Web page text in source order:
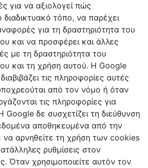
για να αξιολογεί πώς
διαδικτυακό τόπο, να παρέχει
για τη δραστηριότητα του
και να προσφέρει και άλλες
με τη δραστηριότητα του
και τη χρήση αυτού. Η Google
τις πληροφορίες αυτές
από τον νόμο ή όταν
τις πληροφορίες για
Google δε συσχετίζει τη διεύθυνση
αποθηκευμένα από την
να αρνηθείτε τη χρήση των cookies
ρυθμίσεις στον
Όταν χρησιμοποιείτε αυτόν τον